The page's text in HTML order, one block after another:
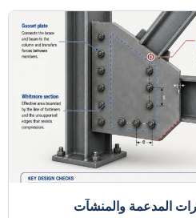
المدعمة والمنشآت